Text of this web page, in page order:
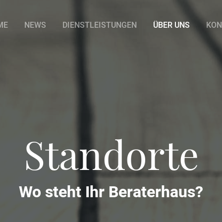
NEWS DIENSTLEISTUNGEN ÜBER UNS
Standorte
Wo steht Ihr Beraterhaus?